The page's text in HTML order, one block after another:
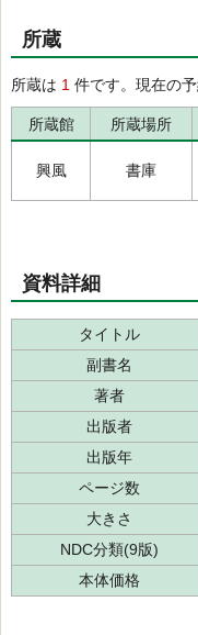
所蔵
所蔵は 1 件です。現在の
所蔵館 所蔵場所
興風 書庫
資料詳細
タイトル
副書名
著者
出版者
出版年
ページ数
大きさ
NDC分類(9版)
本体価格